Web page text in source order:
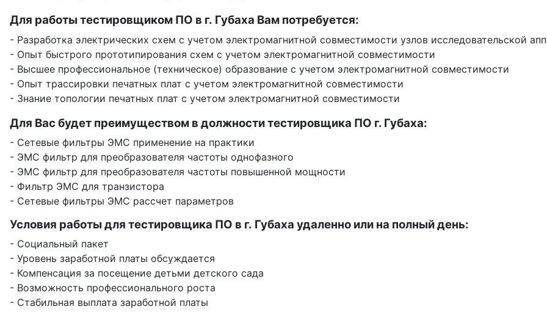
Для работы тестировщиком ПО в г. Губаха Вам потребуется:
- Разработка электрических схем с учетом электромагнитной совместимости узлов исследовательской
- Опыт быстрого прототипирования схем с учетом электромагнитной совместимости
- Высшее профессиональное (техническое) образование с учетом электромагнитной совместимости
- Опыт трассировки печатных плат с учетом электромагнитной совместимости
- Знание топологии печатных плат с учетом электромагнитной совместимости
Для Вас будет преимуществом в должности тестировщика ПО г. Губаха:
- Сетевые фильтры ЭМС применение на практики
- ЭМС фильтр для преобразователя частоты однофазного
- ЭМС фильтр для преобразователя частоты повышенной мощности
- Фильтр ЭМС для транзистора
- Сетевые фильтры ЭМС рассчет параметров
Условия работы для тестировщика ПО в г. Губаха удаленно или на полный день:
- Социальный пакет
- Уровень заработной платы обсуждается
- Компенсация за посещение детьми детского сада
- Возможность профессионального роста
- Стабильная выплата заработной платы